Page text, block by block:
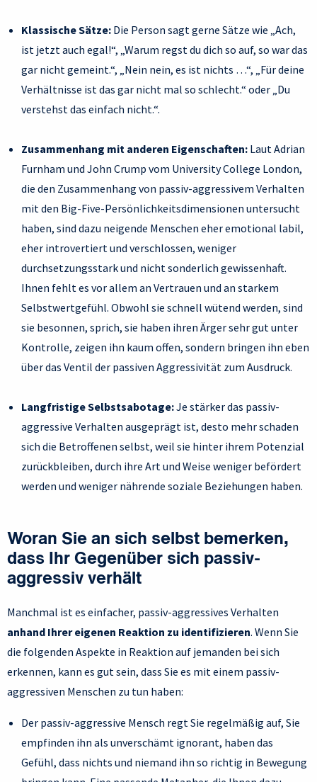
Klassische Sätze: Die Person sagt gerne Sätze wie „Ach,
ist jetzt auch egal!“, „Warum regst du dich so auf, so war das
gar nicht gemeint.“, „Nein nein, es ist nichts …“, „Für deine
Verhältnisse ist das gar nicht mal so schlecht.“ oder „Du
verstehst das einfach nicht.“.
Zusammenhang mit anderen Eigenschaften: Laut Adrian
Furnham und John Crump vom University College London,
die den Zusammenhang von passiv-aggressivem Verhalten
mit den Big-Five-Persönlichkeitsdimensionen untersucht
haben, sind dazu neigende Menschen eher emotional labil,
eher introvertiert und verschlossen, weniger
durchsetzungsstark und nicht sonderlich gewissenhaft.
Ihnen fehlt es vor allem an Vertrauen und an starkem
Selbstwertgefühl. Obwohl sie schnell wütend werden, sind
sie besonnen, sprich, sie haben ihren Ärger sehr gut unter
Kontrolle, zeigen ihn kaum offen, sondern bringen ihn eben
über das Ventil der passiven Aggressivität zum Ausdruck.
Langfristige Selbstsabotage:Je stärker das passiv-
aggressive Verhalten ausgeprägt ist, desto mehr schaden
sich die Betroffenen selbst, weil sie hinter ihrem Potenzial
zurückbleiben, durch ihre Art und Weise weniger befördert
werden und weniger nährende soziale Beziehungen haben.
Woran Sie an sich selbst bemerken,
dass Ihr Gegenüber sich passiv-
aggressiv verhält
Manchmal ist es einfacher, passiv-aggressives Verhalten
anhand Ihrer eigenen Reaktion zu identifizieren. Wenn Sie
die folgenden Aspekte in Reaktion auf jemanden bei sich
erkennen, kann es gut sein, dass Sie es mit einem passiv-
aggressiven Menschen zu tun haben:
Der passiv-aggressive Mensch regt Sie regelmäßig auf, Sie
empfinden ihn als unverschämt ignorant, haben das
Gefühl, dass nichts und niemand ihn so richtig in Bewegung